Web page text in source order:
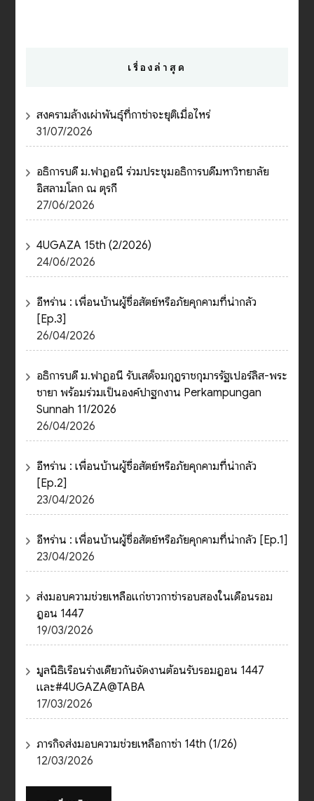
เรื่องล่าสุด
สงครามล้างเผ่าพันธุ์ที่กาซ่าจะยุติเมื่อไหร่
31/07/2026
อธิการบดี ม.ฟาฏอนี ร่วมประชุมอธิการบดีมหาวิทยาลัย
อิสลามโลก ณ ตุรกี
27/06/2026
4UGAZA 15th (2/2026)
24/06/2026
อีหร่าน : เพื่อนบ้านผู้ซื่อสัตย์หรือภัยคุกคามที่น่ากลัว
[Ep.3]
26/04/2026
อธิการบดี ม.ฟาฏอนี รับเสด็จมกุฎราชกุมารรัฐเปอร์ลิส-พระ
ชายา พร้อมร่วมเป็นองค์ปาฐกงาน Perkampungan
Sunnah 11/2026
26/04/2026
อีหร่าน : เพื่อนบ้านผู้ซื่อสัตย์หรือภัยคุกคามที่น่ากลัว
[Ep.2]
23/04/2026
อีหร่าน : เพื่อนบ้านผู้ซื่อสัตย์หรือภัยคุกคามที่น่ากลัว [Ep.1]
23/04/2026
ส่งมอบความช่วยเหลือแก่ชาวกาซ่ารอบสองในเดือนรอม
ฎอน 1447
19/03/2026
มูลนิธิเรือนร่างเดียวกันจัดงานต้อนรับรอมฎอน 1447
และ#4UGAZA@TABA
17/03/2026
ภารกิจส่งมอบความช่วยเหลือกาซ่า 14th (1/26)
12/03/2026